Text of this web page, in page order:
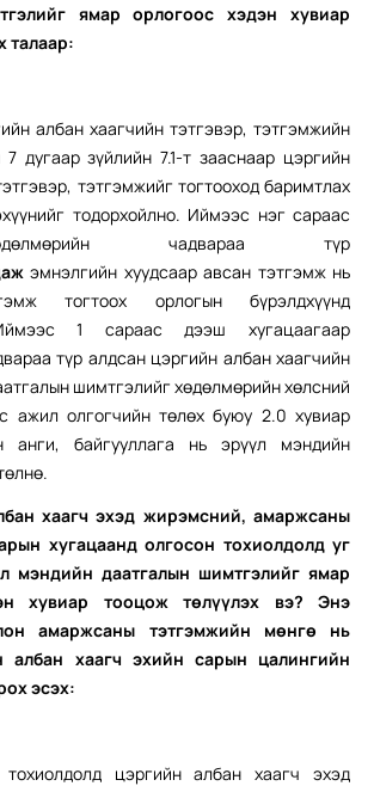
ямар орлогоос хэдэн хувиар
талаар:
албан хаагчийн тэтгэвэр, тэтгэмжийн
7 дугаар зүйлийн 7.1-т зааснаар цэргийн
тэтгэмжийг тогтооход баримтлах
тодорхойлно. Иймээс нэг сараас
чадвараа түр
эмнэлгийн хуудсаар авсан тэтгэмж нь
тогтоох орлогын бүрэлдхүүнд
1 сараас дээш хугацаагаар
түр алдсан цэргийн албан хаагчийн
шимтгэлийг хөдөлмөрийн хөлсний
ажил олгогчийн төлөх буюу 2.0 хувиар
анги, байгууллага нь эрүүл мэндийн
хаагч эхэд жирэмсний, амаржсаны
хугацаанд олгосон тохиолдолд уг
мэндийн даатгалын шимтгэлийг ямар
хувиар тооцож төлүүлэх вэ? Энэ
амаржсаны тэтгэмжийн мөнгө нь
албан хаагч эхийн сарын цалингийн
эсэх:
цэргийн албан хаагч эхэд